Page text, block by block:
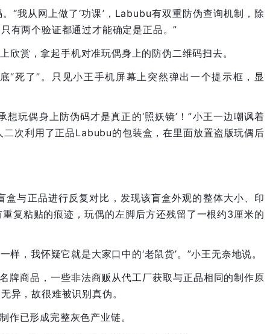
“我从网上做了‘功课’，Labubu有双重防伪查询机制，除
有两个验证都通过才能确定是正品。”
欣赏，拿起手机对准玩偶身上的防伪二维码扫去。
“死了”。只见小王手机屏幕上突然弹出一个提示框，显
玩偶身上防伪码才是真正的‘照妖镜’！”小王一边嘲讽着
二次利用了正品Labubu的包装盒，在里面放置盗版玩偶后
盒与正品进行反复对比，发现该盲盒外观的整体大小、印
复粘贴的痕迹，玩偶的左脚后方还残留了一根约3厘米的
，我怀疑它就是大家口中的‘老鼠货’。”小王无奈地说。
牌商品，一些非法商贩从代工厂获取与正品相同的制作原
异，故很难被识别真伪。
作已形成完整灰色产业链。